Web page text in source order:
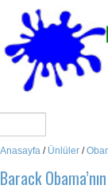
Anasayfa / Ünlüler /
Barack